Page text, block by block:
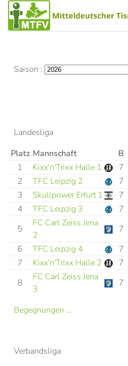
Zum Hauptinhalt springen
Saison :
Landesliga
Platz Mannschaft B
1
Kixx'n'Trixx Halle 1 7
2
TFC Leipzig 2 7
3
Skullpower Erfurt 1 7
4
TFC Leipzig 3 7
5
FC Carl Zeiss Jena
2
7
6
TFC Leipzig 4 7
7
Kixx'n'Trixx Halle 2 7
8
FC Carl Zeiss Jena
3
7
Begegnungen …
Verbandsliga